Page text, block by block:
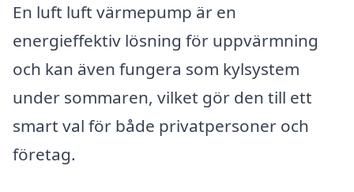
En luft luft värmepump är en
energieffektiv lösning för uppvärmning
och kan även fungera som kylsystem
under sommaren, vilket gör den till ett
smart val för både privatpersoner och
företag.